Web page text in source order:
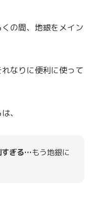
の間、地銀をメイン
なりに便利に使って
、
すぎる…もう地銀に